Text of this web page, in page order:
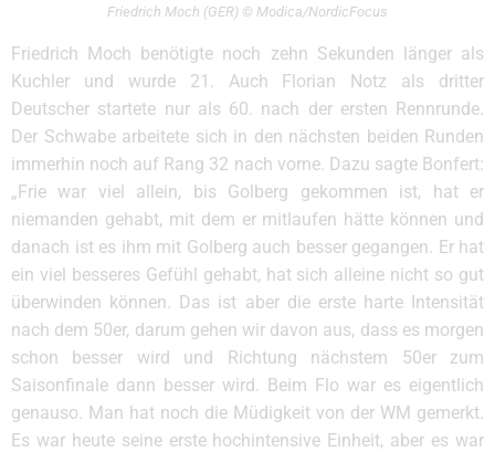
Friedrich Moch (GER) © Modica/NordicFocus
Friedrich Moch benötigte noch zehn Sekunden länger als
Kuchler und wurde 21. Auch Florian Notz als dritter
Deutscher startete nur als 60. nach der ersten Rennrunde.
Der Schwabe arbeitete sich in den nächsten beiden Runden
immerhin noch auf Rang 32 nach vorne. Dazu sagte Bonfert:
„Frie war viel allein, bis Golberg gekommen ist, hat er
niemanden gehabt, mit dem er mitlaufen hätte können und
danach ist es ihm mit Golberg auch besser gegangen. Er hat
ein viel besseres Gefühl gehabt, hat sich alleine nicht so gut
überwinden können. Das ist aber die erste harte Intensität
nach dem 50er, darum gehen wir davon aus, dass es morgen
schon besser wird und Richtung nächstem 50er zum
Saisonfinale dann besser wird. Beim Flo war es eigentlich
genauso. Man hat noch die Müdigkeit von der WM gemerkt.
Es war heute seine erste hochintensive Einheit, aber es war